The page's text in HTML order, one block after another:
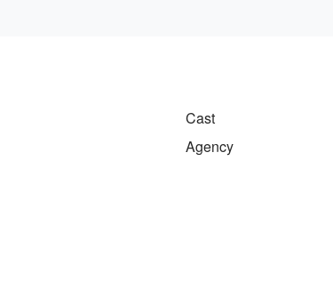
Cast
Agency